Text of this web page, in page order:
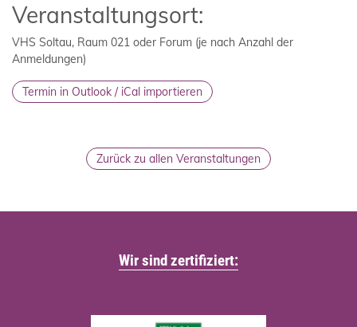
Veranstaltungsort:
VHS Soltau, Raum 021 oder Forum (je nach Anzahl der
Anmeldungen)
Zurück zu allen Veranstaltungen
Wir sind zertifiziert: